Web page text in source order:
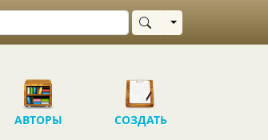
Выбрать область
АВТОРЫ СОЗДАТЬ